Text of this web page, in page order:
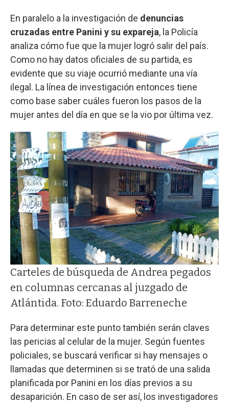
En paralelo a la investigación de denuncias
cruzadas entre Panini y su expareja, la Policía
analiza cómo fue que la mujer logró salir del país.
Como no hay datos oficiales de su partida, es
evidente que su viaje ocurrió mediante una vía
ilegal. La línea de investigación entonces tiene
como base saber cuáles fueron los pasos de la
mujer antes del día en que se la vio por última vez.
Carteles de búsqueda de Andrea pegados
en columnas cercanas al juzgado de
Atlántida. Foto: Eduardo Barreneche
Para determinar este punto también serán claves
las pericias al celular de la mujer. Según fuentes
policiales, se buscará verificar si hay mensajes o
llamadas que determinen si se trató de una salida
planificada por Panini en los días previos a su
desaparición. En caso de ser así, los investigadores